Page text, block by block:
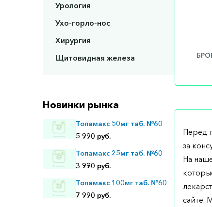
Урология
Ухо-горло-нос
Хирургия
Щитовидная железа
Новинки рынка
Топамакс 50мг таб. №60
5 990 руб.
Топамакс 25мг таб. №60
3 990 руб.
Топамакс 100мг таб. №60
7 990 руб.
Перед
за
На
сайте.